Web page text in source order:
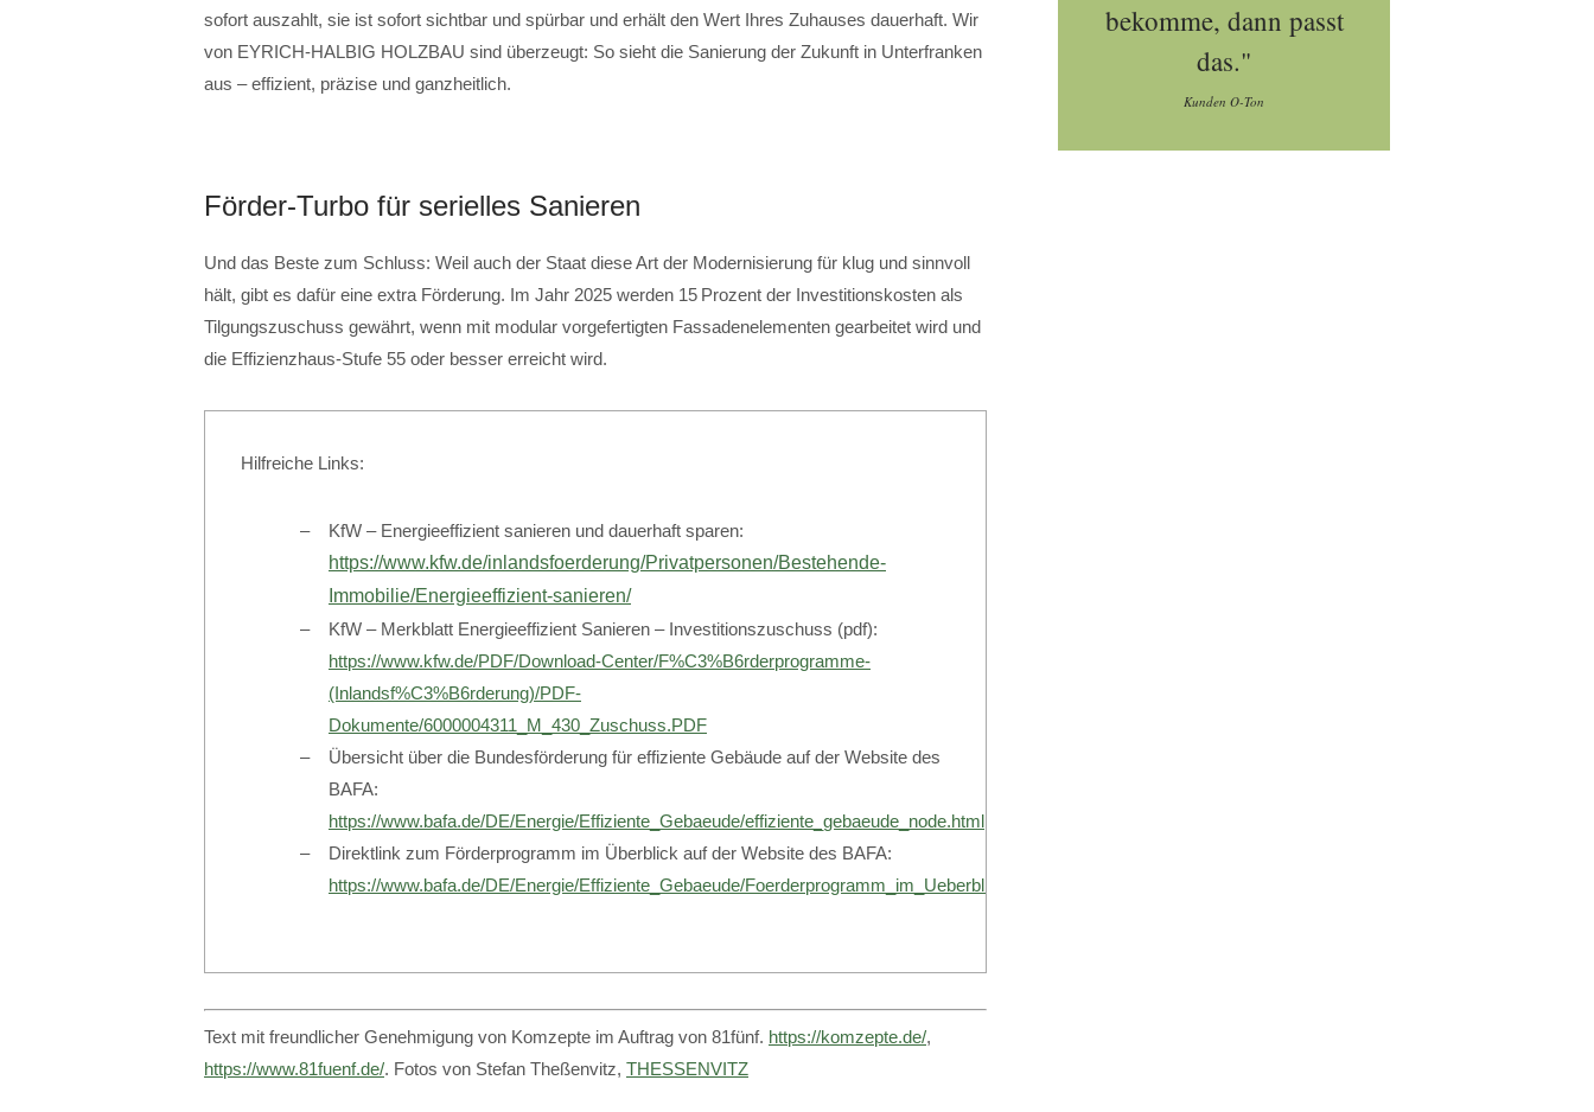
sofort auszahlt, sie ist sofort sichtbar und spürbar und erhält den Wert Ihres Zuhauses dauerhaft. Wir
von EYRICH-HALBIG HOLZBAU sind überzeugt: So sieht die Sanierung der Zukunft in Unterfranken
aus – effizient, präzise und ganzheitlich.
Förder-Turbo für serielles Sanieren
Und das Beste zum Schluss: Weil auch der Staat diese Art der Modernisierung für klug und sinnvoll
hält, gibt es dafür eine extra Förderung. Im Jahr 2025 werden 15 Prozent der Investitionskosten als
Tilgungszuschuss gewährt, wenn mit modular vorgefertigten Fassadenelementen gearbeitet wird und
die Effizienzhaus-Stufe 55 oder besser erreicht wird.
Hilfreiche Links:
KfW – Energieeffizient sanieren und dauerhaft sparen:
https://www.kfw.de/inlandsfoerderung/Privatpersonen/Bestehende-
Immobilie/Energieeffizient-sanieren/
KfW – Merkblatt Energieeffizient Sanieren – Investitionszuschuss (pdf):
https://www.kfw.de/PDF/Download-Center/F%C3%B6rderprogramme-
(Inlandsf%C3%B6rderung)/PDF-
Dokumente/6000004311_M_430_Zuschuss.PDF
Übersicht über die Bundesförderung für effiziente Gebäude auf der Website des
BAFA:
https://www.bafa.de/DE/Energie/Effiziente_Gebaeude/effiziente_gebaeude_node.html
Direktlink zum Förderprogramm im Überblick auf der Website des BAFA:
https://www.bafa.de/DE/Energie/Effiziente_Gebaeude/Foerderprogramm_im_Ueberblick/foerderprogramm_im_ueberblick_node.html
Text mit freundlicher Genehmigung von Komzepte im Auftrag von 81fünf. https://komzepte.de/,
https://www.81fuenf.de/. Fotos von Stefan Theßenvitz, THESSENVITZ
bekomme, dann passt
das."
Kunden O-Ton